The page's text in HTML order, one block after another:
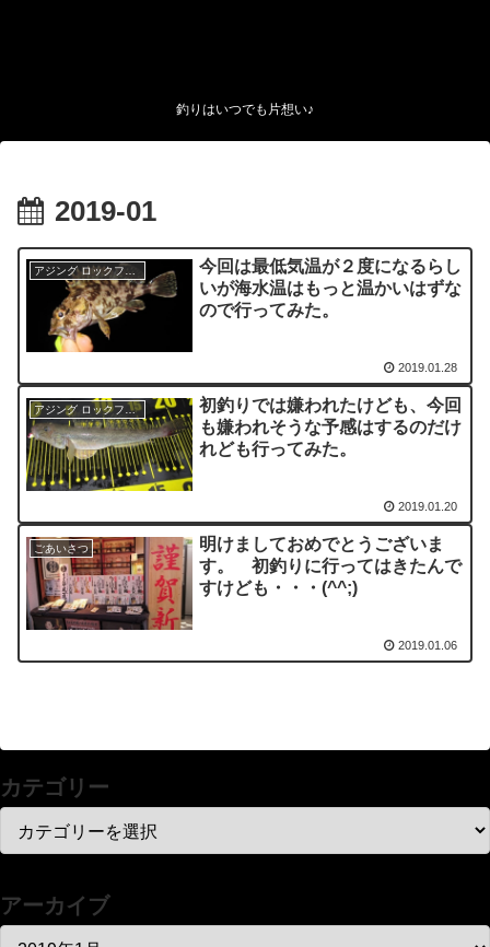
釣りはいつでも片想い♪
2019-01
今回は最低気温が２度になるらし
いが海水温はもっと温かいはずな
ので行ってみた。
2019.01.28
アジング ロックフィッシュ
初釣りでは嫌われたけども、今回
も嫌われそうな予感はするのだけ
れども行ってみた。
2019.01.20
ごあいさつ
明けましておめでとうございま
す。 初釣りに行ってはきたんで
すけども・・・(^^;)
2019.01.06
カテゴリー
アーカイブ